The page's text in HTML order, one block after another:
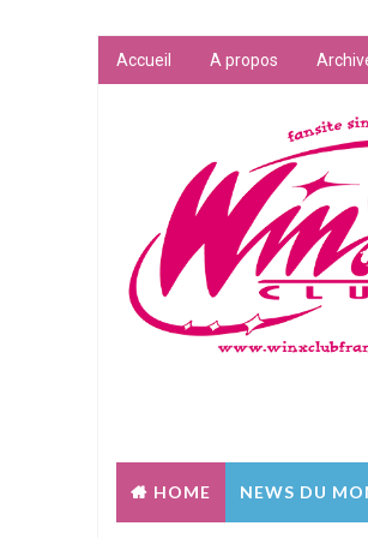
Accueil A propos
HOME NEWS DU